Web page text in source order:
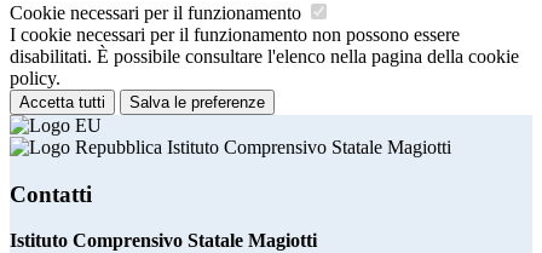
Cookie necessari per il funzionamento
I cookie necessari per il funzionamento non possono essere
disabilitati. È possibile consultare l'elenco nella pagina della cookie
policy.
Accetta tutti Salva le preferenze
Istituto Comprensivo Statale Magiotti
Contatti
Istituto Comprensivo Statale Magiotti